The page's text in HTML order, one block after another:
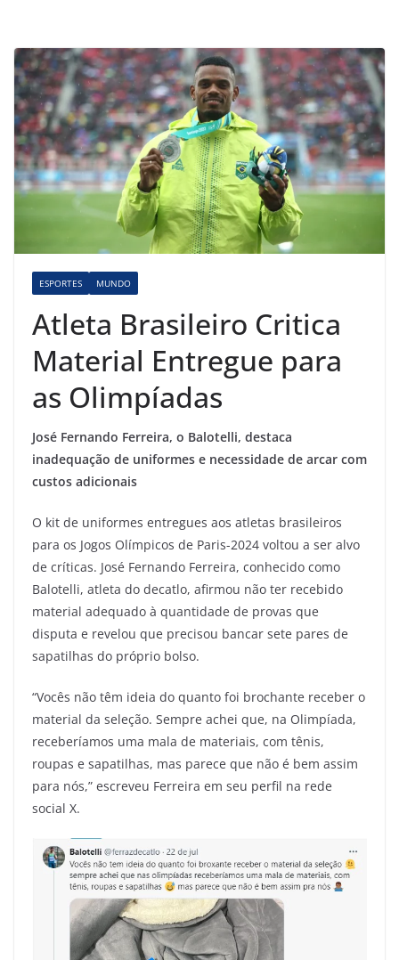
ESPORTES MUNDO
Atleta Brasileiro Critica
Material Entregue para
as Olimpíadas
José Fernando Ferreira, o Balotelli, destaca
inadequação de uniformes e necessidade de arcar com
custos adicionais
O kit de uniformes entregues aos atletas brasileiros
para os Jogos Olímpicos de Paris-2024 voltou a ser alvo
de críticas. José Fernando Ferreira, conhecido como
Balotelli, atleta do decatlo, afirmou não ter recebido
material adequado à quantidade de provas que
disputa e revelou que precisou bancar sete pares de
sapatilhas do próprio bolso.
“Vocês não têm ideia do quanto foi brochante receber o
material da seleção. Sempre achei que, na Olimpíada,
receberíamos uma mala de materiais, com tênis,
roupas e sapatilhas, mas parece que não é bem assim
para nós,” escreveu Ferreira em seu perfil na rede
social X.